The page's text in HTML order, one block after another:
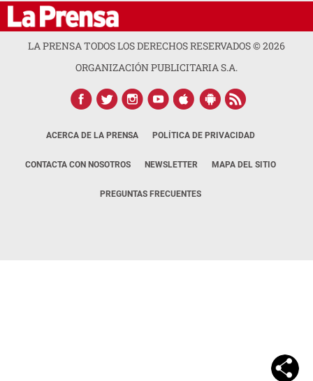
LA PRENSA TODOS LOS DERECHOS RESERVADOS ©2026
ORGANIZACIÓN PUBLICITARIA S.A.
ACERCA DE LA PRENSA POLÍTICA DE PRIVACIDAD
CONTACTA CON NOSOTROS NEWSLETTER MAPA DEL SITIO
PREGUNTAS FRECUENTES